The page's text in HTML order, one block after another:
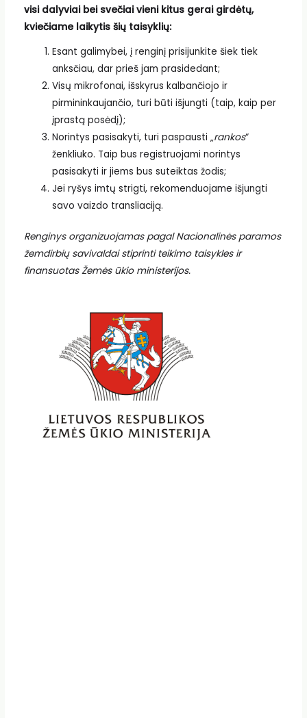
visi dalyviai bei svečiai vieni kitus gerai girdėtų,
kviečiame laikytis šių taisyklių:
Esant galimybei, į renginį prisijunkite šiek tiek
anksčiau, dar prieš jam prasidedant;
Visų mikrofonai, išskyrus kalbančiojo ir
pirmininkaujančio, turi būti išjungti (taip, kaip per
įprastą posėdį);
Norintys pasisakyti, turi paspausti „rankos“
ženkliuko. Taip bus registruojami norintys
pasisakyti ir jiems bus suteiktas žodis;
Jei ryšys imtų strigti, rekomenduojame išjungti
savo vaizdo transliaciją.
Renginys organizuojamas pagal Nacionalinės paramos
žemdirbių savivaldai stiprinti teikimo taisykles ir
finansuotas Žemės ūkio ministerijos.